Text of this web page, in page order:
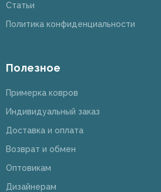
Статьи
Политика конфиденциальности
Полезное
Примерка ковров
Индивидуальный заказ
Доставка и оплата
Возврат и обмен
Оптовикам
Дизайнерам